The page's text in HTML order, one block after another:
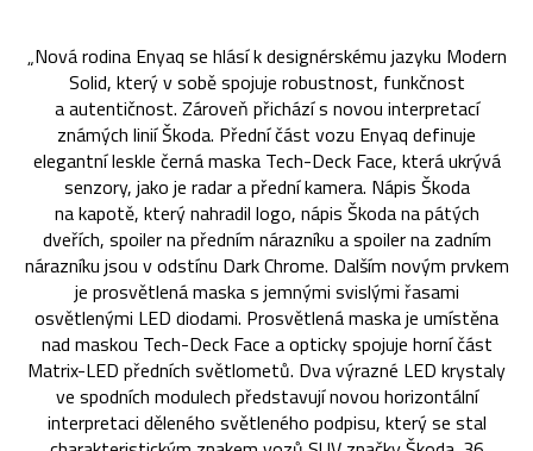
„Nová rodina Enyaq se hlásí k designérskému jazyku Modern
Solid, který v sobě spojuje robustnost, funkčnost
a autentičnost. Zároveň přichází s novou interpretací
známých linií Škoda. Přední část vozu Enyaq definuje
elegantní leskle černá maska Tech-Deck Face, která ukrývá
senzory, jako je radar a přední kamera. Nápis Škoda
na kapotě, který nahradil logo, nápis Škoda na pátých
dveřích, spoiler na předním nárazníku a spoiler na zadním
nárazníku jsou v odstínu Dark Chrome. Dalším novým prvkem
je prosvětlená maska s jemnými svislými řasami
osvětlenými LED diodami. Prosvětlená maska je umístěna
nad maskou Tech-Deck Face a opticky spojuje horní část
Matrix-LED předních světlometů. Dva výrazné LED krystaly
ve spodních modulech představují novou horizontální
interpretaci děleného světleného podpisu, který se stal